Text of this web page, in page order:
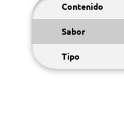
Contenido
Sabor
Tipo